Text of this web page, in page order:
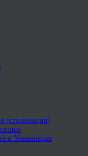
(стилизация)
в Ульяновске